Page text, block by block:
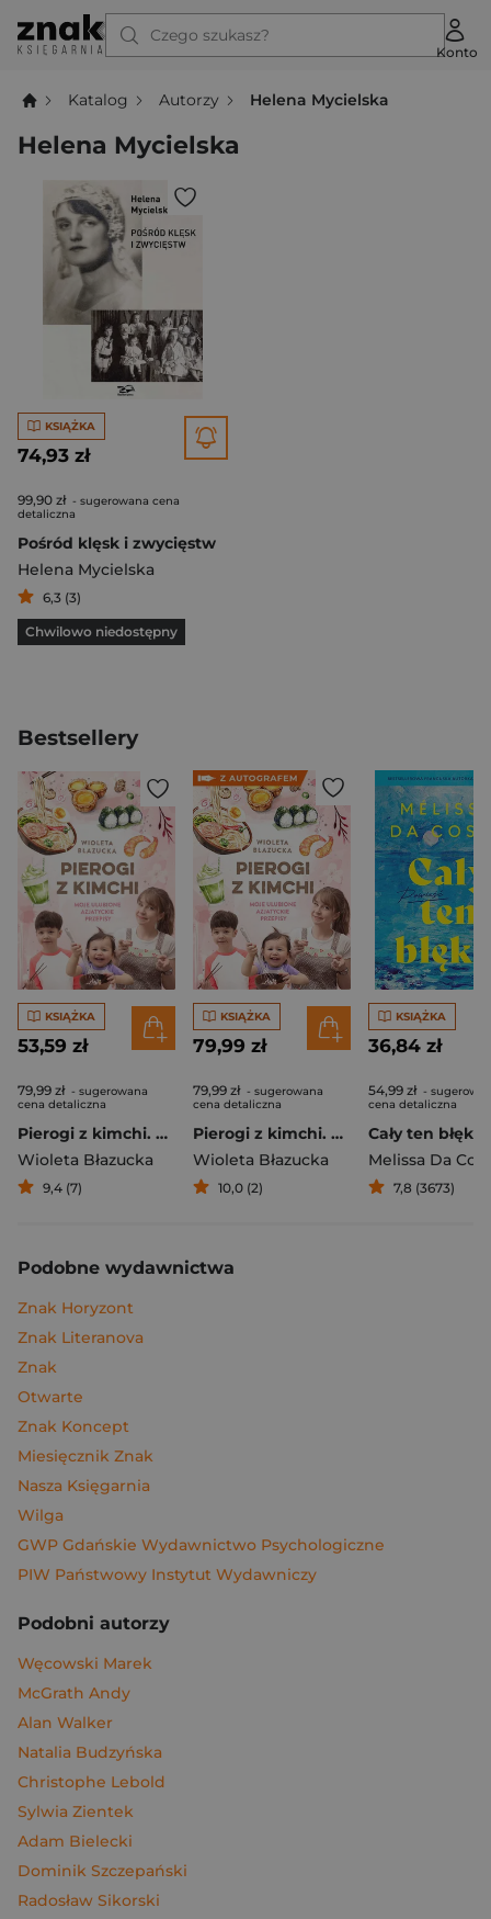
Czego szukasz?
Konto
Katalog Autorzy Helena Mycielska
Helena Mycielska
KSIĄŻKA
74,93 zł
99,90 zł - sugerowana cena
detaliczna
Pośród klęsk i zwycięstw
Helena Mycielska
6,3 (3)
Chwilowo niedostępny
Bestsellery
KSIĄŻKA
53,59 zł
79,99 zł - sugerowana
cena detaliczna
Pierogi z kimchi. Moje ulubione azjatyckie przepisy
Wioleta Błazucka
9,4 (7)
KSIĄŻKA
79,99 zł
79,99 zł - sugerowana
cena detaliczna
Pierogi z kimchi. Moje ulubione azjatyckie przepisy - książka z autografem
Wioleta Błazucka
10,0 (2)
KSIĄŻKA
36,84 zł
54,99 zł -
cena detaliczna
Cały ten błękit
Melissa Da
7,8 (3673)
Podobne wydawnictwa
Znak Horyzont
Znak Literanova
Znak
Otwarte
Znak Koncept
Miesięcznik Znak
Nasza Księgarnia
Wilga
GWP Gdańskie Wydawnictwo Psychologiczne
PIW Państwowy Instytut Wydawniczy
Podobni autorzy
Węcowski Marek
McGrath Andy
Alan Walker
Natalia Budzyńska
Christophe Lebold
Sylwia Zientek
Adam Bielecki
Dominik Szczepański
Radosław Sikorski